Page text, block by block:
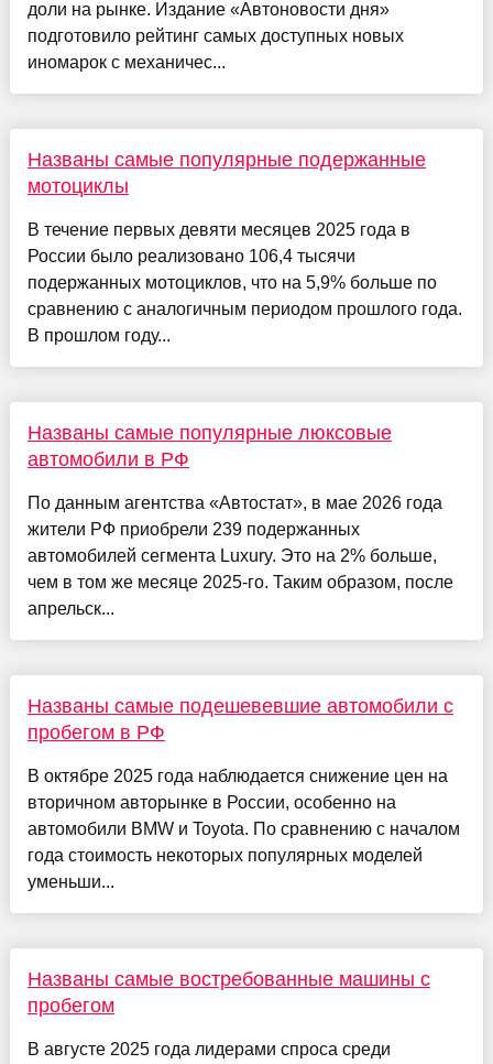
доли на рынке. Издание «Автоновости дня»
подготовило рейтинг самых доступных новых
иномарок с механичес...
Названы самые популярные подержанные
мотоциклы
В течение первых девяти месяцев 2025 года в
России было реализовано 106,4 тысячи
подержанных мотоциклов, что на 5,9% больше по
сравнению с аналогичным периодом прошлого года.
В прошлом году...
Названы самые популярные люксовые
автомобили в РФ
По данным агентства «Автостат», в мае 2026 года
жители РФ приобрели 239 подержанных
автомобилей сегмента Luxury. Это на 2% больше,
чем в том же месяце 2025-го. Таким образом, после
апрельск...
Названы самые подешевевшие автомобили с
пробегом в РФ
В октябре 2025 года наблюдается снижение цен на
вторичном авторынке в России, особенно на
автомобили BMW и Toyota. По сравнению с началом
года стоимость некоторых популярных моделей
уменьши...
Названы самые востребованные машины с
пробегом
В августе 2025 года лидерами спроса среди